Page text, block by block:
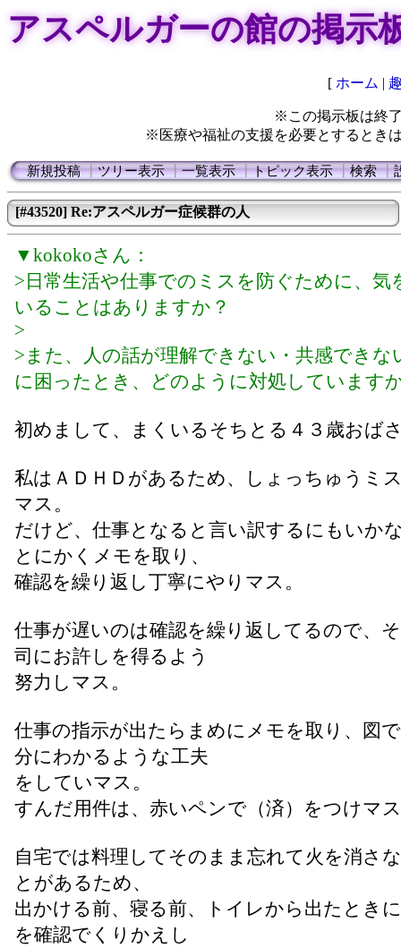
アスペルガーの館の掲示
[ ホーム |
※この掲示板は終
※医療や福祉の支援を必要とするとき
新規投稿┃ツリー表示┃一覧表示┃トピック表示┃検索┃
[#43520] Re:アスペルガー症候群の人
▼kokokoさん：
>日常生活や仕事でのミスを防ぐために、気
いることはありますか？
>
>また、人の話が理解できない・共感できな
に困ったとき、どのように対処しています
初めまして、まくいるそちとる４３歳おば
私はＡＤＨＤがあるため、しょっちゅうミ
マス。
だけど、仕事となると言い訳するにもいか
とにかくメモを取り、
確認を繰り返し丁寧にやりマス。
仕事が遅いのは確認を繰り返してるので、
司にお許しを得るよう
努力しマス。
仕事の指示が出たらまめにメモを取り、図
分にわかるような工夫
をしていマス。
すんだ用件は、赤いペンで（済）をつけマ
自宅では料理してそのまま忘れて火を消さ
とがあるため、
出かける前、寝る前、トイレから出たとき
を確認でくりかえし